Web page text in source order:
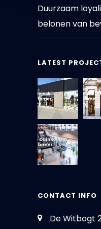
Duurzaam
belonen van
LATEST
CONTACT INFO
De Witbogt